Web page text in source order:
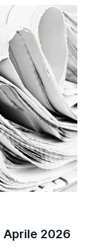
Aprile 2026